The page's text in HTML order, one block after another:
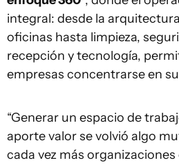
integral: desde la
oficinas hasta limpieza,
recepción y tecnología,
empresas concentrarse en
“Generar un espacio de
aporte valor se volvió algo
cada vez más